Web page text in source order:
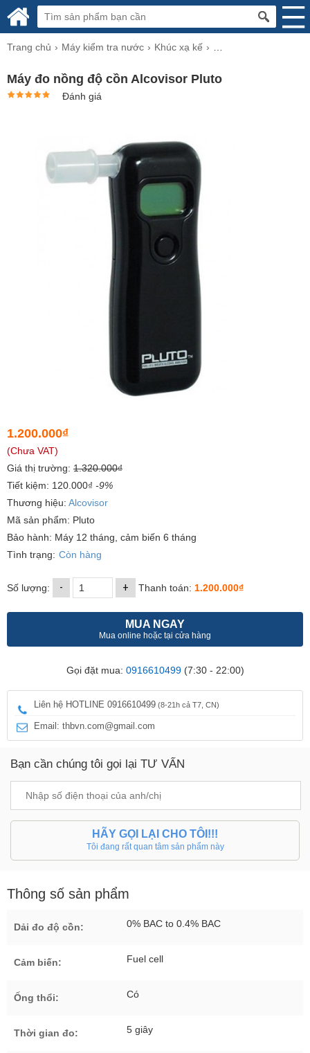
Trang chủ Máy kiểm tra nước Khúc xạ kế
Máy đo nồng độ cồn Alcovisor Pluto
Đánh giá
1.200.000₫
(Chưa VAT)
Giá thị trường: 1.320.000₫
Tiết kiệm: 120.000₫ -9%
Thương hiệu: Alcovisor
Mã sản phẩm: Pluto
Bảo hành: Máy 12 tháng, cảm biến 6 tháng
Tình trạng: Còn hàng
Số lượng: - + Thanh toán: 1.200.000₫
MUA NGAY
Mua online hoặc tại cửa hàng
Gọi đặt mua: 0916610499(7:30 - 22:00)
Liên hệ HOTLINE 0916610499 (8-21h cả T7, CN)
Email: thbvn.com@gmail.com
Bạn cần chúng tôi gọi lại TƯ VẤN
HÃY GỌI LẠI CHO TÔI!!!
Tôi đang rất quan tâm sản phẩm này
Thông số sản phẩm
Dải đo độ cồn: 0% BAC to 0.4% BAC
Cảm biến: Fuel cell
Ống thổi: Có
Thời gian đo: 5 giây